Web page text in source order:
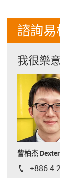
諮詢
我很樂
訾柏杰
igus-icon-
+886 4